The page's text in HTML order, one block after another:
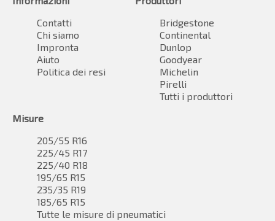
Contatti
Chi siamo
Impronta
Aiuto
Politica dei resi
Bridgestone
Continental
Dunlop
Goodyear
Michelin
Pirelli
Tutti i produttori
Misure
205/55 R16
225/45 R17
225/40 R18
195/65 R15
235/35 R19
185/65 R15
Tutte le misure di pneumatici